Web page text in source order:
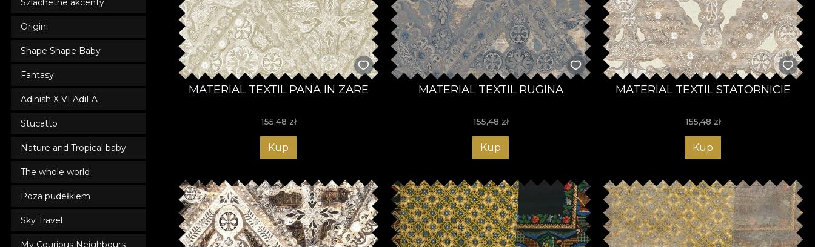
Szlachetne akcenty
Origini
Shape Shape Baby
Fantasy
Adinish X VLAdiLA
Stucatto
Nature and Tropical baby
The whole world
Poza pudełkiem
Sky Travel
My Courious Neighbours
MATERIAL TEXTIL PANA IN ZARE
155,48 zł
Kup
MATERIAL TEXTIL RUGINA
155,48 zł
Kup
MATERIAL TEXTIL STATORNICIE
155,48 zł
Kup